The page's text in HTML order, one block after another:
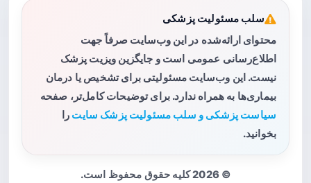
سلب مسئولیت پزشکی
محتوای ارائه‌شده در این وب‌سایت صرفاً جهت
اطلاع‌رسانی عمومی است و جایگزین ویزیت پزشک
نیست. این وب‌سایت مسئولیتی برای تشخیص یا درمان
بیماری‌ها به همراه ندارد. برای توضیحات کامل‌تر، صفحه
سیاست پزشکی و سلب مسئولیت پزشک سایت را
بخوانید.
© 2026 کلیه حقوق محفوظ است.